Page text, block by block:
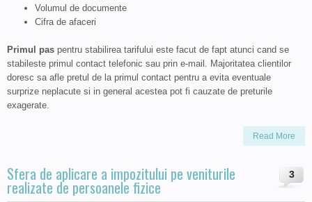
Volumul de documente
Cifra de afaceri
Primul pas pentru stabilirea tarifului este facut de fapt atunci cand se
stabileste primul contact telefonic sau prin e-mail. Majoritatea clientilor
doresc sa afle pretul de la primul contact pentru a evita eventuale
surprize neplacute si in general acestea pot fi cauzate de preturile
exagerate.
Read More
3
Sfera de aplicare a impozitului pe veniturile
realizate de persoanele fizice